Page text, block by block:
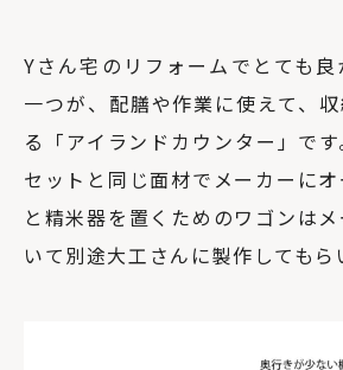
Yさん宅のリフォームでとても
一つが、配膳や作業に使えて、
る「アイランドカウンター」で
セットと同じ面材でメーカーに
と精米器を置くためのワゴンは
いて別途大工さんに製作してもら